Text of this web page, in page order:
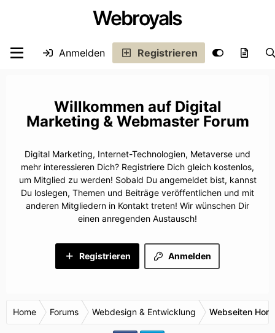
Webroyals
Anmelden Registrieren
Digital
Marketing & Webmaster Forum
Digital Marketing, Internet-Technologien, Metaverse und
mehr interessieren Dich? Registriere Dich gleich kostenlos,
um Mitglied zu werden! Sobald Du angemeldet bist, kannst
Du loslegen, Themen und Beiträge veröffentlichen und mit
anderen Mitgliedern in Kontakt treten! Wir wünschen Dir
einen anregenden Austausch!
Anmelden
Registrieren
Home Forums Webdesign & Entwicklung Webseiten